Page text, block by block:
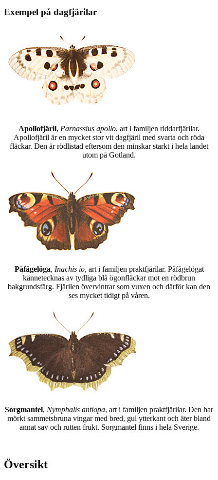
Exempel på dagfjärilar
Apollofjäril, Parnassius apollo, art i familjen riddarfjärilar.
Apollofjäril är en mycket stor vit dagfjäril med svarta och röda
fläckar. Den är rödlistad eftersom den minskar starkt i hela landet
utom på Gotland.
Påfågelöga, Inachis io, art i familjen praktfjärilar. Påfågelögat
kännetecknas av tydliga blå ögonfläckar mot en rödbrun
bakgrundsfärg. Fjärilen övervintrar som vuxen och därför kan den
ses mycket tidigt på våren.
Sorgmantel, Nymphalis antiopa, art i familjen praktfjärilar. Den har
mörkt sammetsbruna vingar med bred, gul ytterkant och äter bland
annat sav och rutten frukt. Sorgmantel finns i hela Sverige.
Översikt